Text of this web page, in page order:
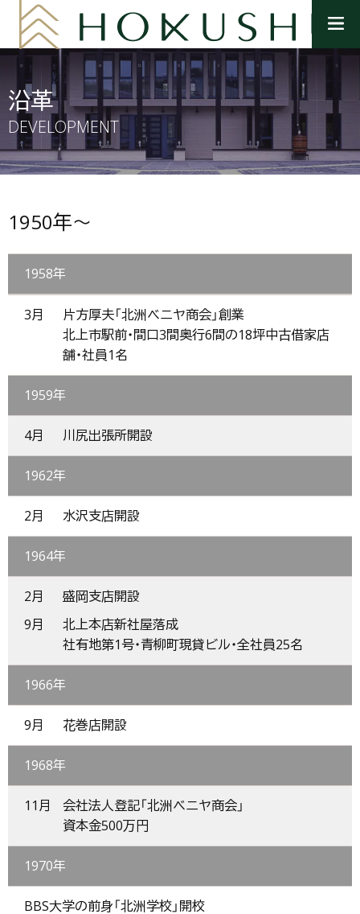
ニ
ュ
開
く
沿革
DEVELOPMENT
1950年～
1958年
3月
片方厚夫「北洲ベニヤ商会」創業
北上市駅前・間口3間奥行6間の18坪中古借家店
舗・社員1名
1959年
4月 川尻出張所開設
1962年
2月 水沢支店開設
1964年
2月
盛岡支店開設
9月
北上本店新社屋落成
社有地第1号・青柳町現貸ビル・全社員25名
1966年
9月 花巻店開設
1968年
11月
会社法人登記「北洲ベニヤ商会」
資本金500万円
1970年
BBS大学の前身「北洲学校」開校